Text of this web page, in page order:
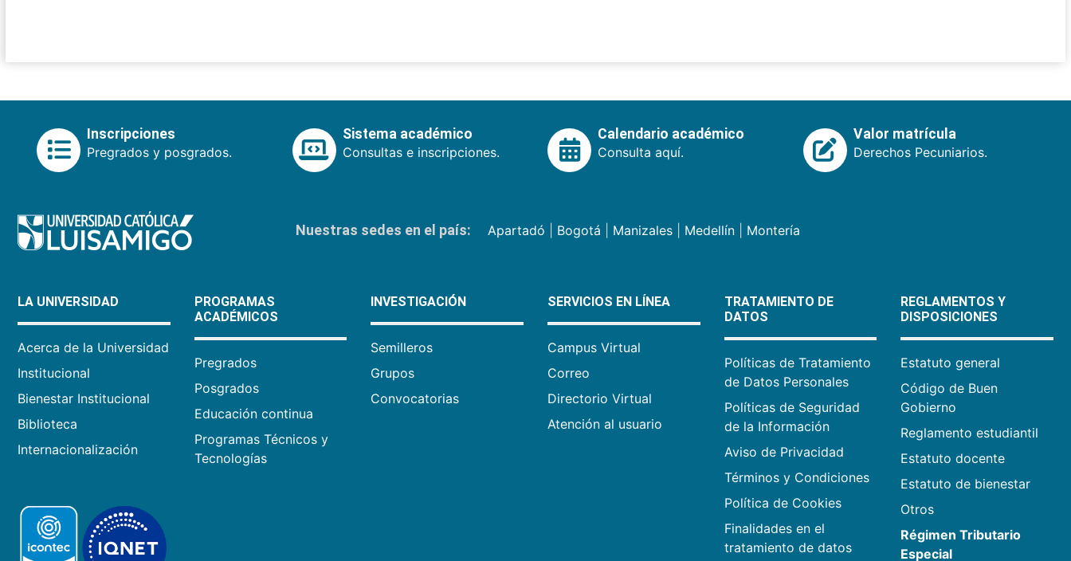
Inscripciones
Pregrados y posgrados.
Sistema académico
Consultas e inscripciones.
Calendario académico
Consulta aquí.
Valor matrícula
Derechos Pecuniarios.
Nuestras sedes en el país: Apartadó Bogotá Manizales| Medellín| Montería
LA UNIVERSIDAD
Acerca de la Universidad
Institucional
Bienestar Institucional
Biblioteca
Internacionalización
PROGRAMAS
ACADÉMICOS
Pregrados
Posgrados
Educación continua
Programas Técnicos y
Tecnologías
INVESTIGACIÓN
Semilleros
Grupos
Convocatorias
SERVICIOS EN LÍNEA
Campus Virtual
Correo
Directorio Virtual
Atención al usuario
TRATAMIENTO DE
DATOS
Políticas de Tratamiento
de Datos Personales
Políticas de Seguridad
de la Información
Aviso de Privacidad
Términos y Condiciones
Política de Cookies
Finalidades en el
tratamiento de datos
REGLAMENTOS Y
DISPOSICIONES
Estatuto general
Código de Buen
Gobierno
Reglamento estudiantil
Estatuto docente
Estatuto de bienestar
Otros
Régimen Tributario
Especial